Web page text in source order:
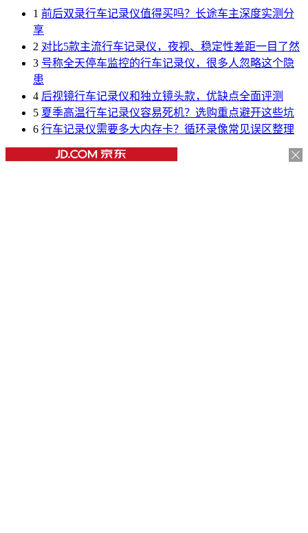
1 前后双录行车记录仪值得买吗？长途车主深度实测分
享
2 对比5款主流行车记录仪，夜视、稳定性差距一目了然
3 号称全天停车监控的行车记录仪，很多人忽略这个隐
患
4 后视镜行车记录仪和独立镜头款，优缺点全面评测
5 夏季高温行车记录仪容易死机？选购重点避开这些坑
6 行车记录仪需要多大内存卡？循环录像常见误区整理